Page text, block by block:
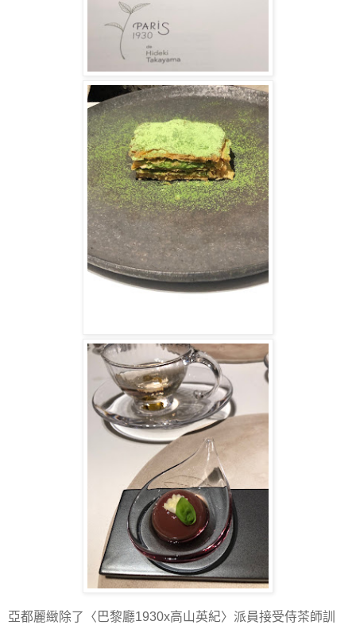
亞都麗緻除了〈巴黎廳1930x高山英紀〉派員接受侍茶師訓